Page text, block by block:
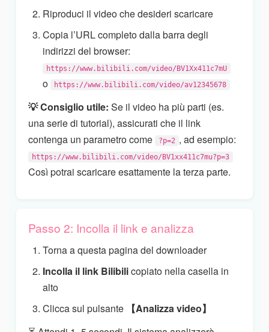
Riproduci il video che desideri scaricare
Copia l’URL completo dalla barra degli
indirizzi del browser:
https://www.bilibili.com/video/BV1Xx411c7mU
o https://www.bilibili.com/video/av12345678
💡 Consiglio utile: Se il video ha più parti (es.
una serie di tutorial), assicurati che il link
contenga un parametro come
?p=2 , ad esempio:
https://www.bilibili.com/video/BV1xx411c7mu?p=3
Così potrai scaricare esattamente la terza parte.
Passo 2: Incolla il link e analizza
Torna a questa pagina del downloader
Incolla il link Bilibilicopiato nella casella in
alto
Clicca sul pulsante
【Analizza video】